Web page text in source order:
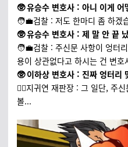
🥸 유승수 변호사 : 아니 이게
🧑‍💼검찰 : 저도 한마디 좀 하겠
🥸 유승수 변호사 : 제 말 안 끝
🧑‍💼검찰 : 주신문 사항이 엉터
용이 상관없다고 하시는 건 변호
🥸 이하상 변호사 : 진짜 엉터리
🧑‍⚖️지귀연 재판장 : 그 일단, 주
볼...